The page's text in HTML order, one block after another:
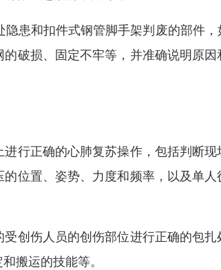
患和扣件式钢管脚手架判废的部件
破损、固定不牢等，并准确说明原
行正确的心肺复苏操作，包括判断
位置、姿势、力度和频率，以及单
创伤人员的创伤部位进行正确的包
搬运的技能等。